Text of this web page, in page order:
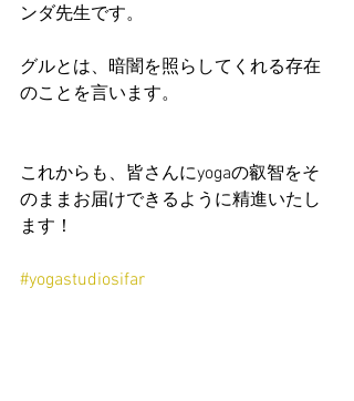
ンダ先生です。
グルとは、暗闇を照らしてくれる存在
のことを言います。
これからも、皆さんにyogaの叡智をそ
のままお届けできるように精進いたし
ます！
#yogastudiosifar